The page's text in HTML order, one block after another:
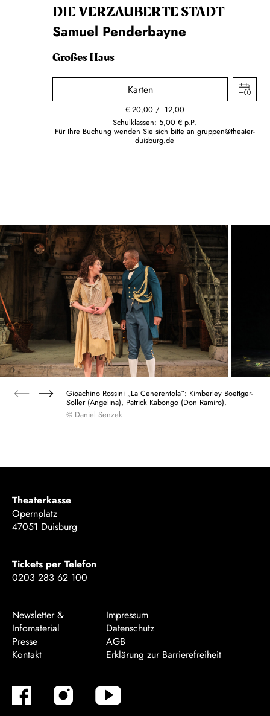
DIE VERZAUBERTE STADT
Samuel Penderbayne
Großes Haus
Karten
€ 20,00
12,00
Schulklassen: 5,00 € p.P.
Für Ihre Buchung wenden Sie sich bitte an gruppen@theater-
duisburg.de
Gioachino Rossini „La Cenerentola“: Kimberley Boettger-
Soller (Angelina), Patrick Kabongo (Don Ramiro).
© Daniel Senzek
Theaterkasse
Opernplatz
47051 Duisburg
Tickets per Telefon
0203 283 62 100
Newsletter &
Infomaterial
Presse
Kontakt
Impressum
Datenschutz
AGB
Erklärung zur Barrierefreiheit